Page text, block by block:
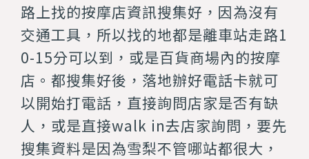
路上找的按摩店資訊搜集好，因為沒有
交通工具，所以找的地都是離車站走路1
0-15分可以到，或是百貨商場內的按摩
店。都搜集好後，落地辦好電話卡就可
以開始打電話，直接詢問店家是否有缺
人，或是直接walk in去店家詢問，要先
搜集資料是因為雪梨不管哪站都很大，